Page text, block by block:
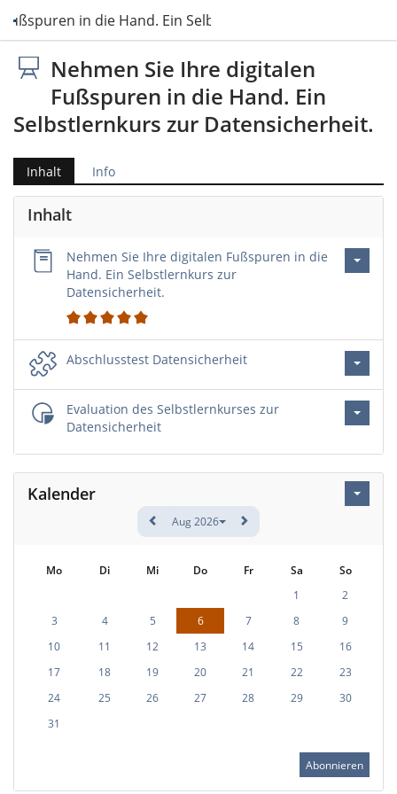
in die Hand. Ein Selbstlernkurs zur
Nehmen Sie Ihre digitalen
Fußspuren in die Hand. Ein
Selbstlernkurs zur Datensicherheit.
Inhalt Info
Inhalt
Nehmen Sie Ihre digitalen Fußspuren in die
Hand. Ein Selbstlernkurs zur
Datensicherheit.
Abschlusstest Datensicherheit
Evaluation des Selbstlernkurses zur
Datensicherheit
Kalender
Aug 2026
Mo Di Mi Do Fr Sa
So
1
2
3
4 5 6 7 8
9
10
11 12 13 14 15
16
17
18 19 20 21 22
23
24
25 26 27 28 29
30
31
Abonnieren